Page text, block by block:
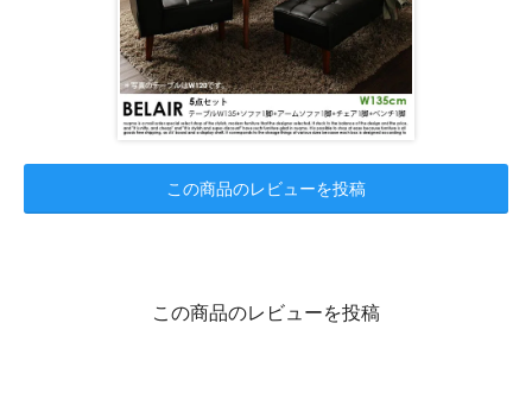
この商品のレビューを投稿
この商品のレビューを投稿